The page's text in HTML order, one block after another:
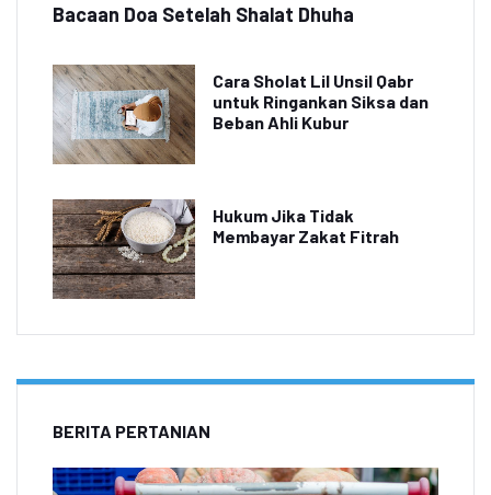
Bacaan Doa Setelah Shalat Dhuha
Cara Sholat Lil Unsil Qabr
untuk Ringankan Siksa dan
Beban Ahli Kubur
Hukum Jika Tidak
Membayar Zakat Fitrah
BERITA PERTANIAN